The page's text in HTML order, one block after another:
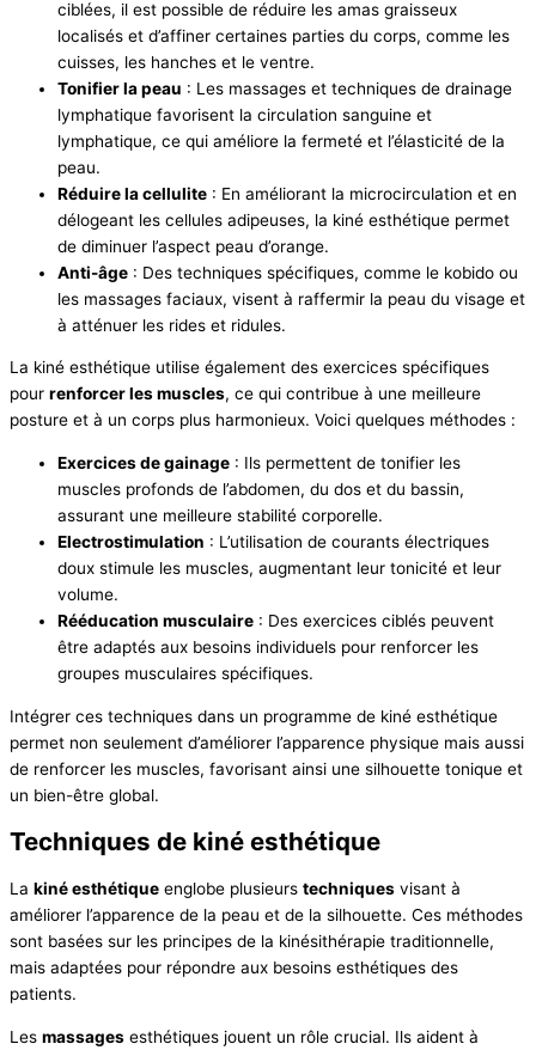
ciblées, il est possible de réduire les amas graisseux
localisés et d’affiner certaines parties du corps, comme les
cuisses, les hanches et le ventre.
Tonifier la peau : Les massages et techniques de drainage
lymphatique favorisent la circulation sanguine et
lymphatique, ce qui améliore la fermeté et l’élasticité de la
peau.
Réduire la cellulite : En améliorant la microcirculation et en
délogeant les cellules adipeuses, la kiné esthétique permet
de diminuer l’aspect peau d’orange.
Anti-âge : Des techniques spécifiques, comme le kobido ou
les massages faciaux, visent à raffermir la peau du visage et
à atténuer les rides et ridules.
La kiné esthétique utilise également des exercices spécifiques
pour renforcer les muscles, ce qui contribue à une meilleure
posture et à un corps plus harmonieux. Voici quelques méthodes :
Exercices de gainage : Ils permettent de tonifier les
muscles profonds de l’abdomen, du dos et du bassin,
assurant une meilleure stabilité corporelle.
Electrostimulation : L’utilisation de courants électriques
doux stimule les muscles, augmentant leur tonicité et leur
volume.
Rééducation musculaire : Des exercices ciblés peuvent
être adaptés aux besoins individuels pour renforcer les
groupes musculaires spécifiques.
Intégrer ces techniques dans un programme de kiné esthétique
permet non seulement d’améliorer l’apparence physique mais aussi
de renforcer les muscles, favorisant ainsi une silhouette tonique et
un bien-être global.
Techniques de kiné esthétique
La kiné esthétique englobe plusieurs techniques visant à
améliorer l’apparence de la peau et de la silhouette. Ces méthodes
sont basées sur les principes de la kinésithérapie traditionnelle,
mais adaptées pour répondre aux besoins esthétiques des
patients.
Les massages esthétiques jouent un rôle crucial. Ils aident à